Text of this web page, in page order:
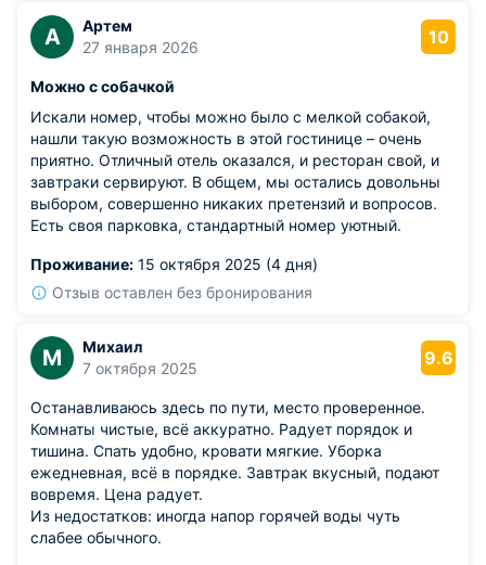
А
Артем
27 января 2026
10
Можно с собачкой
Искали номер, чтобы можно было с мелкой собакой,
нашли такую возможность в этой гостинице – очень
приятно. Отличный отель оказался, и ресторан свой, и
завтраки сервируют. В общем, мы остались довольны
выбором, совершенно никаких претензий и вопросов.
Есть своя парковка, стандартный номер уютный.
Проживание: 15 октября 2025 (4 дня)
Отзыв оставлен без бронирования
М
Михаил
7 октября 2025
9.6
Останавливаюсь здесь по пути, место проверенное.
Комнаты чистые, всё аккуратно. Радует порядок и
тишина. Спать удобно, кровати мягкие. Уборка
ежедневная, всё в порядке. Завтрак вкусный, подают
вовремя. Цена радует.
Из недостатков: иногда напор горячей воды чуть
слабее обычного.